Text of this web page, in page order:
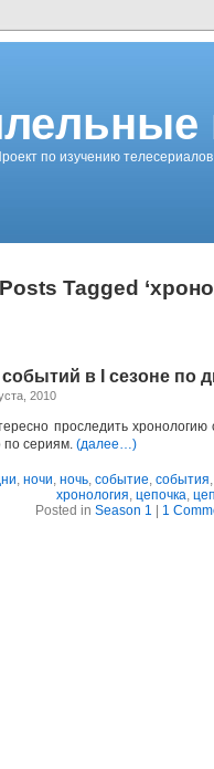
по изучению
Posts Tagged
в I сезоне по
2010
проследить
по сериям. (далее…)
, ночи, ночь, событие, события,
хронология, цепочка,
Posted in Season 1 1